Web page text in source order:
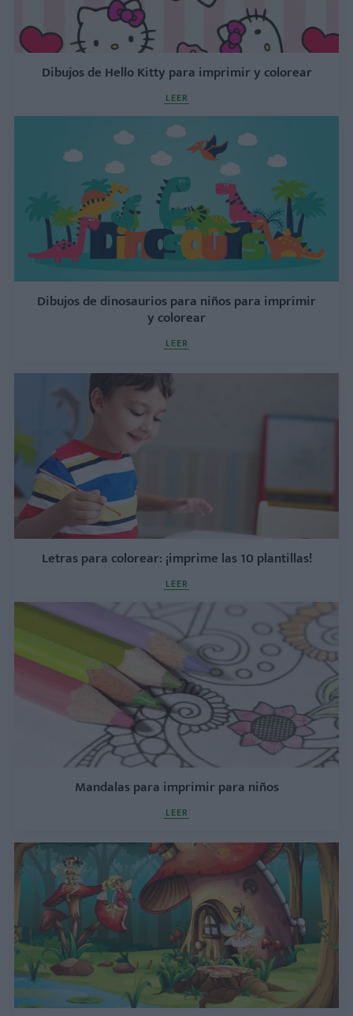
Dibujos de Hello Kitty para imprimir y colorear
LEER
Dibujos de dinosaurios para niños para imprimir
y colorear
LEER
Letras para colorear: ¡imprime las 10 plantillas!
LEER
Mandalas para imprimir para niños
LEER